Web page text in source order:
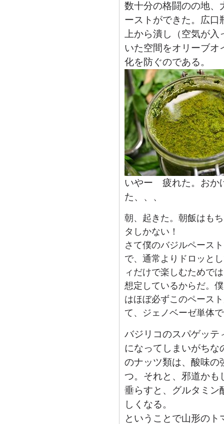
数十分の格闘のの地、
ーストができた。広口
上から潰し（空気が
いた空間をオリーブオ
化を防ぐのである。
いやー 疲れた。おか
た、、、
朝、起きた。朝飯はも
タしかない！
さて僕のバジルペース
で、通常よりドロッと
ィだけで楽しむためで
想定しているからだ。
はほぼ必ずこのペース
て、ジェノベーゼ単体
バジリコのスパゲッテ
になってしまいがちな
のナッツ類は、酸味の
つ。それと、邪道かも
垂らすと、グルタミン
しくなる。
ということで山形の